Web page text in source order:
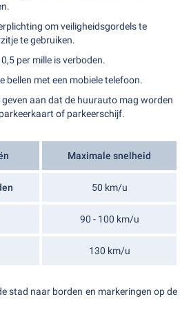
om veiligheidsgordels te
te gebruiken.
per mille is verboden.
bellen met een mobiele telefoon.
aan dat de huurauto mag worden
of parkeerschijf.
Maximale snelheid
50 km/u
90 - 100 km/u
130 km/u
stad naar borden en markeringen op de